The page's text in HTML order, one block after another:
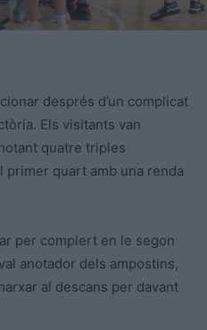
després d’un complicat
Els visitants van
quatre triples
quart amb una renda
per complert en le segon
anotador dels ampostins,
al descans per davant